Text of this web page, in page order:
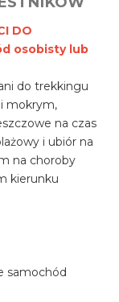
DO
osobisty lub
do trekkingu
mokrym,
na czas
i ubiór na
na choroby
kierunku
samochód